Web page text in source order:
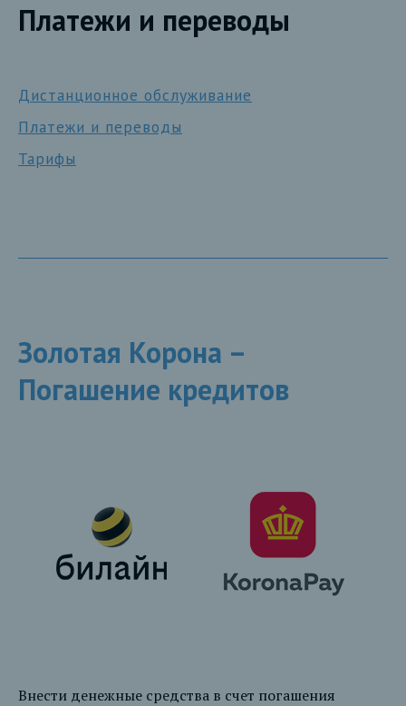
Платежи и переводы
Дистанционное обслуживание
Платежи и переводы
Тарифы
Золотая Корона –
Погашение кредитов
Внести денежные средства в счет погашения